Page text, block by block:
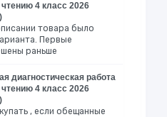
4 класс 2026
товара было
Первые
раньше
диагностическая работа
4 класс 2026
, если обещанные